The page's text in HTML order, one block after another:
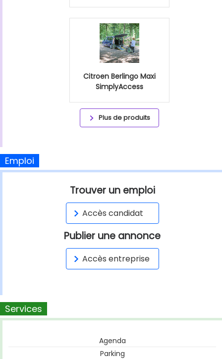
Citroen Berlingo Maxi
SimplyAccess
Plus de produits
Emploi
Trouver un emploi
Accès candidat
Publier une annonce
Accès entreprise
Services
Agenda
Parking